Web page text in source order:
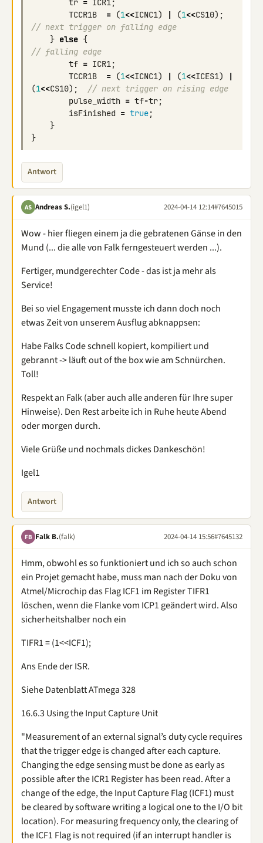
tr = ICR1;
TCCR1B
= (1<<ICNC1) | (1<<CS10);
// next trigger on falling edge
} else {
// falling edge
tf = ICR1;
TCCR1B
= (1<<ICNC1) | (1<<ICES1)
|
(1<<CS10);
// next trigger on rising edge
pulse_width = tf-tr;
isFinished = true;
}
}
Antwort
AS Andreas S.(igel1) 2024-04-14 12:14#7645015
Wow - hier fliegen einem ja die gebratenen Gänse in den
Mund (... die alle von Falk ferngesteuert werden ...).
Fertiger, mundgerechter Code - das ist ja mehr als
Service!
Bei so viel Engagement musste ich dann doch noch
etwas Zeit von unserem Ausflug abknappsen:
Habe Falks Code schnell kopiert, kompiliert und
gebrannt -> läuft out of the box wie am Schnürchen.
Toll!
Respekt an Falk (aber auch alle anderen für Ihre super
Hinweise). Den Rest arbeite ich in Ruhe heute Abend
oder morgen durch.
Viele Grüße und nochmals dickes Dankeschön!
Igel1
Antwort
FB Falk B.(falk) 2024-04-14 15:56#7645132
Hmm, obwohl es so funktioniert und ich so auch schon
ein Projet gemacht habe, muss man nach der Doku von
Atmel/Microchip das Flag ICF1 im Register TIFR1
löschen, wenn die Flanke vom ICP1 geändert wird. Also
sicherheitshalber noch ein
TIFR1 = (1<<ICF1);
Ans Ende der ISR.
Siehe Datenblatt ATmega 328
16.6.3 Using the Input Capture Unit
"Measurement of an external signal’s duty cycle requires
that the trigger edge is changed after each capture.
Changing the edge sensing must be done as early as
possible after the ICR1 Register has been read. After a
change of the edge, the Input Capture Flag (ICF1) must
be cleared by software writing a logical one to the I/O bit
location). For measuring frequency only, the clearing of
the ICF1 Flag is not required (if an interrupt handler is